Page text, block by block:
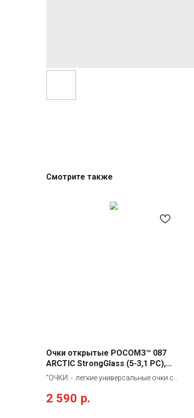
Смотрите также
Очки открытые РОСОМЗ™ 087
ARCTIС StrongGlass (5-3,1 PС),
18727
"ОЧКИ: - легкие универсальные очки с
стекла и длины заушников, с мягкими
2 590 р.